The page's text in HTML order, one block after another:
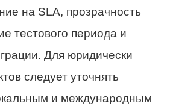
на SLA, прозрачность
тестового периода и
Для юридически
следует уточнять
и международным